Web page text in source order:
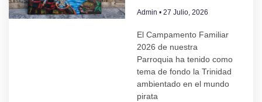
Admin 27 Julio, 2026
El Campamento Familiar
2026 de nuestra
Parroquia ha tenido como
tema de fondo la Trinidad
ambientado en el mundo
pirata